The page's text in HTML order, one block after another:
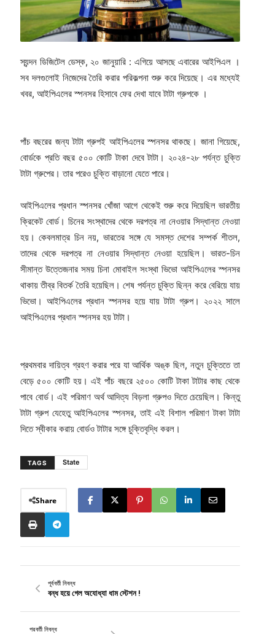
স্যন্দন ডিজিটেল ডেস্ক, ২০ জানুয়ারি : এগিয়ে আসছে এবারের আইপিএল ।
সব দলগুলোই নিজেদের তৈরি করার পরিকল্পনা শুরু করে দিয়েছে। এর মধ্যেই
খবর, আইপিএলের স্পনসর হিসাবে ফের দেখা যাবে টাটা গ্রুপকে ।
পাঁচ বছরের জন্য টাটা গ্রুপই আইপিএলের স্পনসর থাকছে। জানা গিয়েছে,
বোর্ডকে প্রতি বছর ৫০০ কোটি টাকা দেবে টাটা। ২০২৪-২৮ পর্যন্ত চুক্তি
টাটা গ্রুপের। তার পরেও চুক্তি বাড়ানো যেতে পারে।
আইপিএলের প্রধান স্পনসর খোঁজা আগে থেকেই শুরু করে দিয়েছিল ভারতীয়
ক্রিকেট বোর্ড। চিনের সংস্থাদের থেকে দরপত্র না নেওয়ার সিদ্ধান্ত নেওয়া
হয়। কেবলমাত্র চিন নয়, ভারতের সঙ্গে যে সমস্ত দেশের সম্পর্ক শীতল,
তাদের থেকে দরপত্র না নেওয়ার সিদ্ধান্ত নেওয়া হয়েছিল। ভারত-চিন
সীমান্ত উত্তেজনার সময় চিনা মোবাইল সংস্থা ভিভো আইপিএলের স্পনসর
থাকায় তীব্র বিতর্ক তৈরি হয়েছিল। শেষ পর্যন্ত চুক্তি ছিন্ন করে বেরিয়ে যায়
ভিভো। আইপিএলের প্রধান স্পনসর হয়ে যায় টাটা গ্রুপ। ২০২২ সালে
আইপিএলের প্রধান স্পনসর হয় টাটা।
প্রথমবার দায়িত্ব গ্রহণ করার পরে যা আর্থিক অঙ্ক ছিল, নতুন চুক্তিতে তা
বেড়ে ৫০০ কোটি হয়। এই পাঁচ বছরে ২৫০০ কোটি টাকা টাটার কাছ থেকে
পাবে বোর্ড। এই পরিমাণ অর্থ আদিত্য বিড়লা গ্রুপও দিতে চেয়েছিল। কিন্তু
টাটা গ্রুপ যেহেতু আইপিএলের স্পনসর, তাই এই বিশাল পরিমাণ টাকা টাটা
দিতে স্বীকার করায় বোর্ডও টাটার সঙ্গে চুক্তিবৃদ্ধি করল।
TAGS State
Share
পূর্ববর্তী নিবন্ধ
বন্ধ হয়ে গেল অযোধ্যা ধাম স্টেশন !
পরবর্তী নিবন্ধ